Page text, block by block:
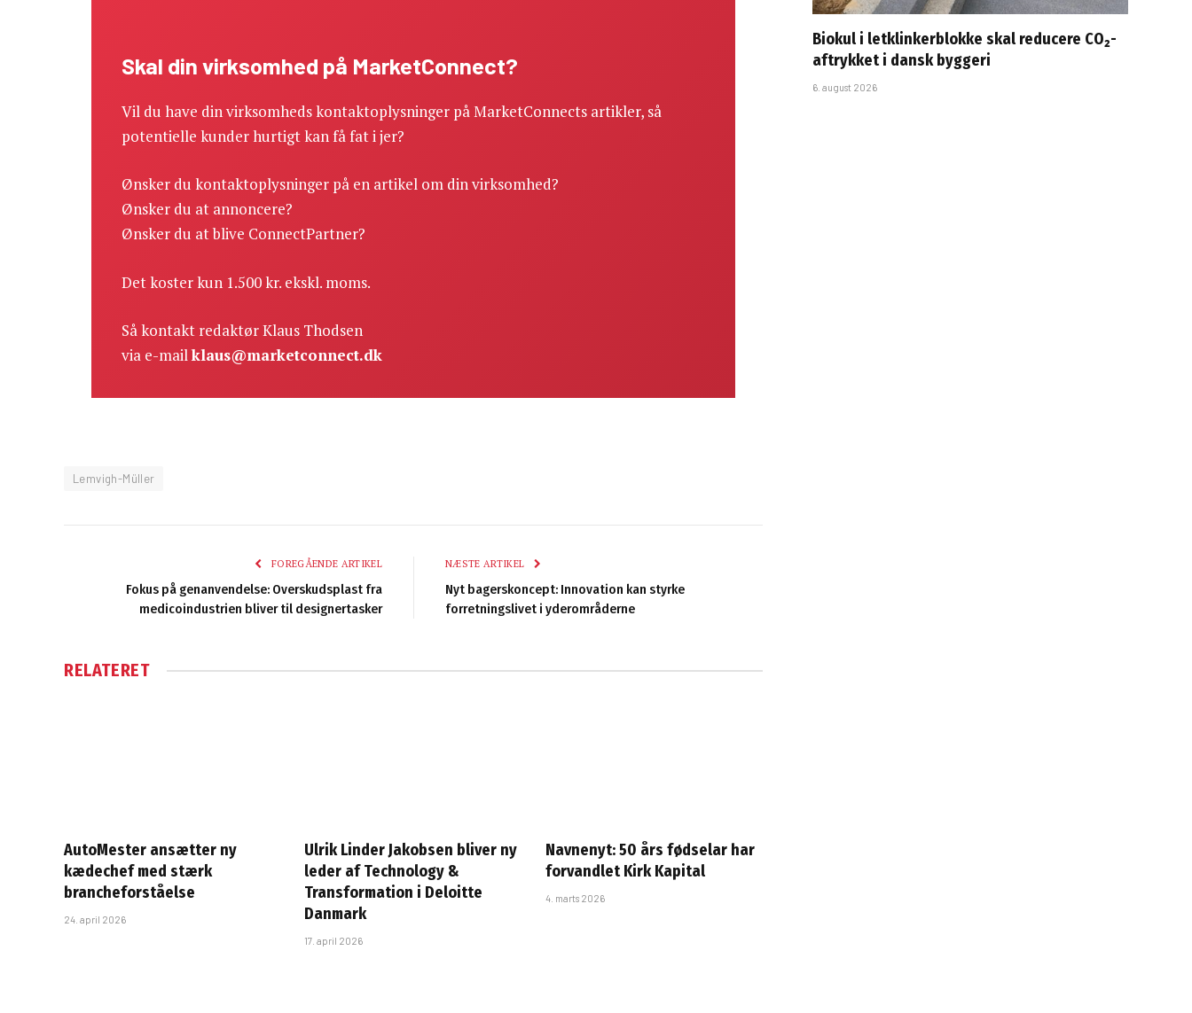
Skal din virksomhed på MarketConnect?
Vil du have din virksomheds kontaktoplysninger på MarketConnects artikler, så
potentielle kunder hurtigt kan få fat i jer?
Ønsker du kontaktoplysninger på en artikel om din virksomhed?
Ønsker du at annoncere?
Ønsker du at blive ConnectPartner?
Det koster kun 1.500 kr. ekskl. moms.
Så kontakt redaktør Klaus Thodsen
via e-mailklaus@marketconnect.dk
Lemvigh-Müller
FOREGÅENDE ARTIKEL
Fokus på genanvendelse: Overskudsplast fra
medicoindustrien bliver til designertasker
NÆSTE ARTIKEL
Nyt bagerskoncept: Innovation kan styrke
forretningslivet i yderområderne
RELATERET
AutoMester ansætter ny
kædechef med stærk
brancheforståelse
24. april 2026
Ulrik Linder Jakobsen bliver ny
leder af Technology &
Transformation i Deloitte
Danmark
17. april 2026
Navnenyt: 50 års fødselar har
forvandlet Kirk Kapital
4. marts 2026
Biokul i letklinkerblokke skal reducere CO₂-
aftrykket i dansk byggeri
6. august 2026